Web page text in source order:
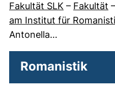
Fakultät SLK – Fakultät –
am Institut für
Antonella…
Romanistik